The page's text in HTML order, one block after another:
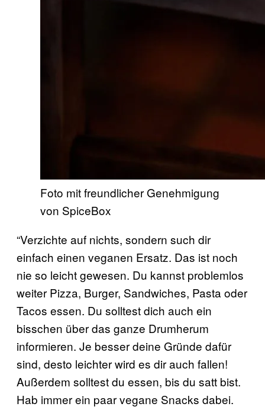
Foto mit freundlicher Genehmigung
von SpiceBox
“Verzichte auf nichts, sondern such dir
einfach einen veganen Ersatz. Das ist noch
nie so leicht gewesen. Du kannst problemlos
weiter Pizza, Burger, Sandwiches, Pasta oder
Tacos essen. Du solltest dich auch ein
bisschen über das ganze Drumherum
informieren. Je besser deine Gründe dafür
sind, desto leichter wird es dir auch fallen!
Außerdem solltest du essen, bis du satt bist.
Hab immer ein paar vegane Snacks dabei.